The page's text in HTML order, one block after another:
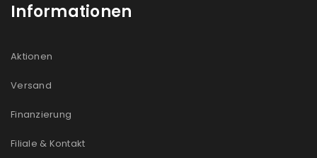
E-Mail-Adresse*
deine E-Mail-Adresse gesendet.
NEWSLETTER ABONNIEREN
Informationen
Aktionen
Versand
Finanzierung
Filiale & Kontakt